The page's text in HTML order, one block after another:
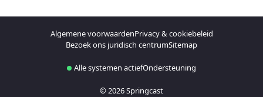
Algemene voorwaardenPrivacy & cookiebeleid
Bezoek ons juridisch centrumSitemap
Alle systemen actiefOndersteuning
© 2026 Springcast